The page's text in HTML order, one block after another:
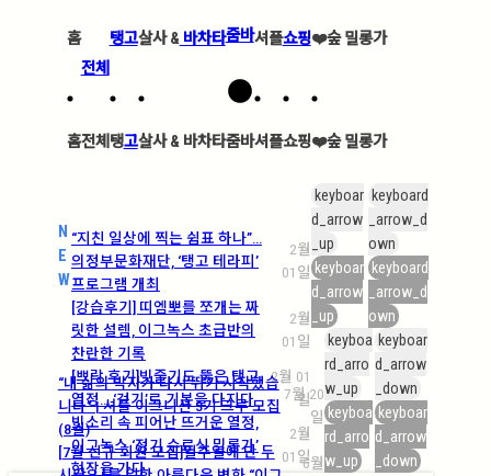
홈
홈
전체
전체
탱고
탱고
살사 &바차타
살사 &바차타
줌바
줌바
셔플
셔플
쇼핑
쇼핑
❤️숲 밀롱가
❤️숲 밀롱가
N
E
W
“지친 일상에 찍는 쉼표 하나”…
의정부문화재단, ‘탱고 테라피’
프로그램 개최
2월
01일
[강습후기] 띠엠뽀를 쪼개는 짜
릿한 설렘, 이그녹스 초급반의
찬란한 기록
2월
01일
[쁘락 후기]빗줄기도 뚫은 탱고
열정… ‘걷기’로 기본을 다지다
2월 01
일
빗소리 속 피어난 뜨거운 열정,
이그녹스 ‘정기 수료식 밀롱가’
현장을 가다
2월
01일
keyboar
d_arrow
_up
keyboar
d_arrow
_up
keyboard
_arrow_d
own
keyboard
_arrow_d
own
“내 삶의 박자가 다시 뛰기 시작했습
니다” | 셔플 이그니션 3기 크루 모집
(8월)
7월 20
일
[7월 신규 회원 모집]일주일에 단 두
6월
keyboa
rd_arro
w_up
keyboa
rd_arro
w_up
keyboar
d_arrow
_down
keyboar
d_arrow
_down